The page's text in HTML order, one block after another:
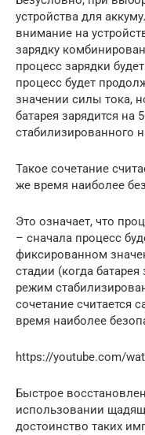
устройства для
внимание на
зарядку
процесс зарядки
процесс будет
значении силы тока,
батарея зарядится на
стабилизированного
Такое сочетание
же время наиболее
Это означает, что
– сначала процесс
фиксированном
стадии (когда батарея
режим
сочетание
время наиболее
https://youtube.com/
Быстрое
использовании
достоинство таких